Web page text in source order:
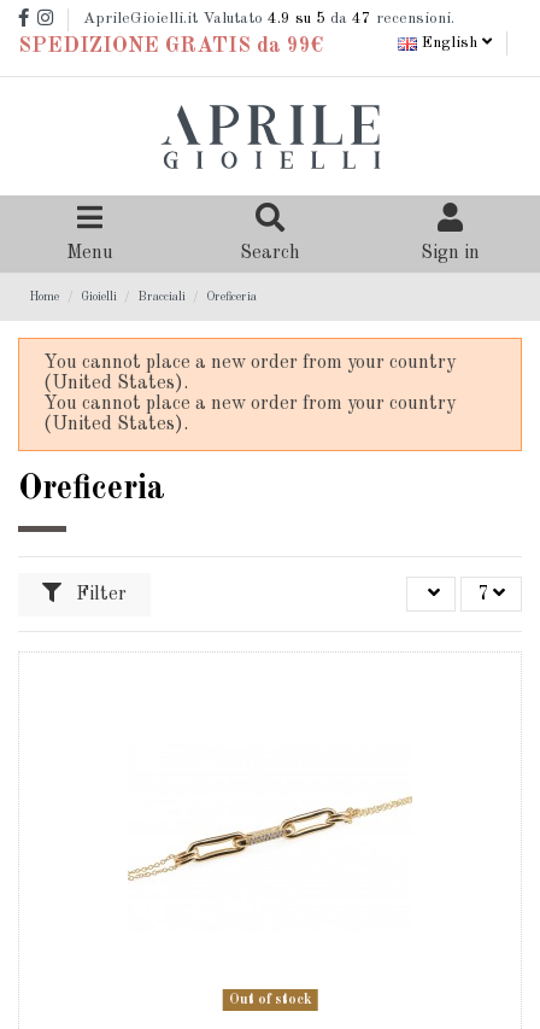
AprileGioielli.it Valutato 4.9 su 5 da 47 recensioni.
SPEDIZIONE GRATIS da 99€ English
Menu Search Sign in
Home Gioielli Bracciali Oreficeria
You cannot place a new order from your country
(United States).
You cannot place a new order from your country
(United States).
Oreficeria
Filter 7
Out of stock